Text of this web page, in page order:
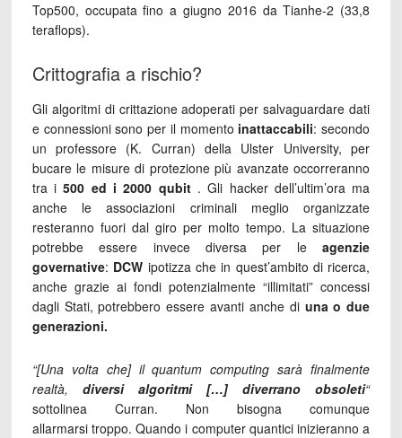
Top500, occupata fino a giugno 2016 da Tianhe-2 (33,8
teraflops).
Crittografia a rischio?
Gli algoritmi di crittazione adoperati per salvaguardare dati
e connessioni sono per il momento inattaccabili: secondo
un professore (K. Curran) della Ulster University, per
bucare le misure di protezione più avanzate occorreranno
tra i500 ed i 2000 qubit. Gli hacker dell’ultim’ora ma
anche le associazioni criminali meglio organizzate
resteranno fuori dal giro per molto tempo. La situazione
potrebbe essere invece diversa per leagenzie
governative: DCW ipotizza che in quest’ambito di ricerca,
anche grazie ai fondi potenzialmente “illimitati” concessi
dagli Stati, potrebbero essere avanti anche diuna o due
generazioni.
“[Una volta che] il quantum computing sarà finalmente
realtà, diversi algoritmi […] diverrano obsoleti“
sottolinea Curran. Non bisogna comunque
allarmarsi troppo. Quando i computer quantici inizieranno a